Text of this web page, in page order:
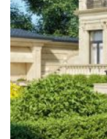
ĐỊA
Bơm Epsso